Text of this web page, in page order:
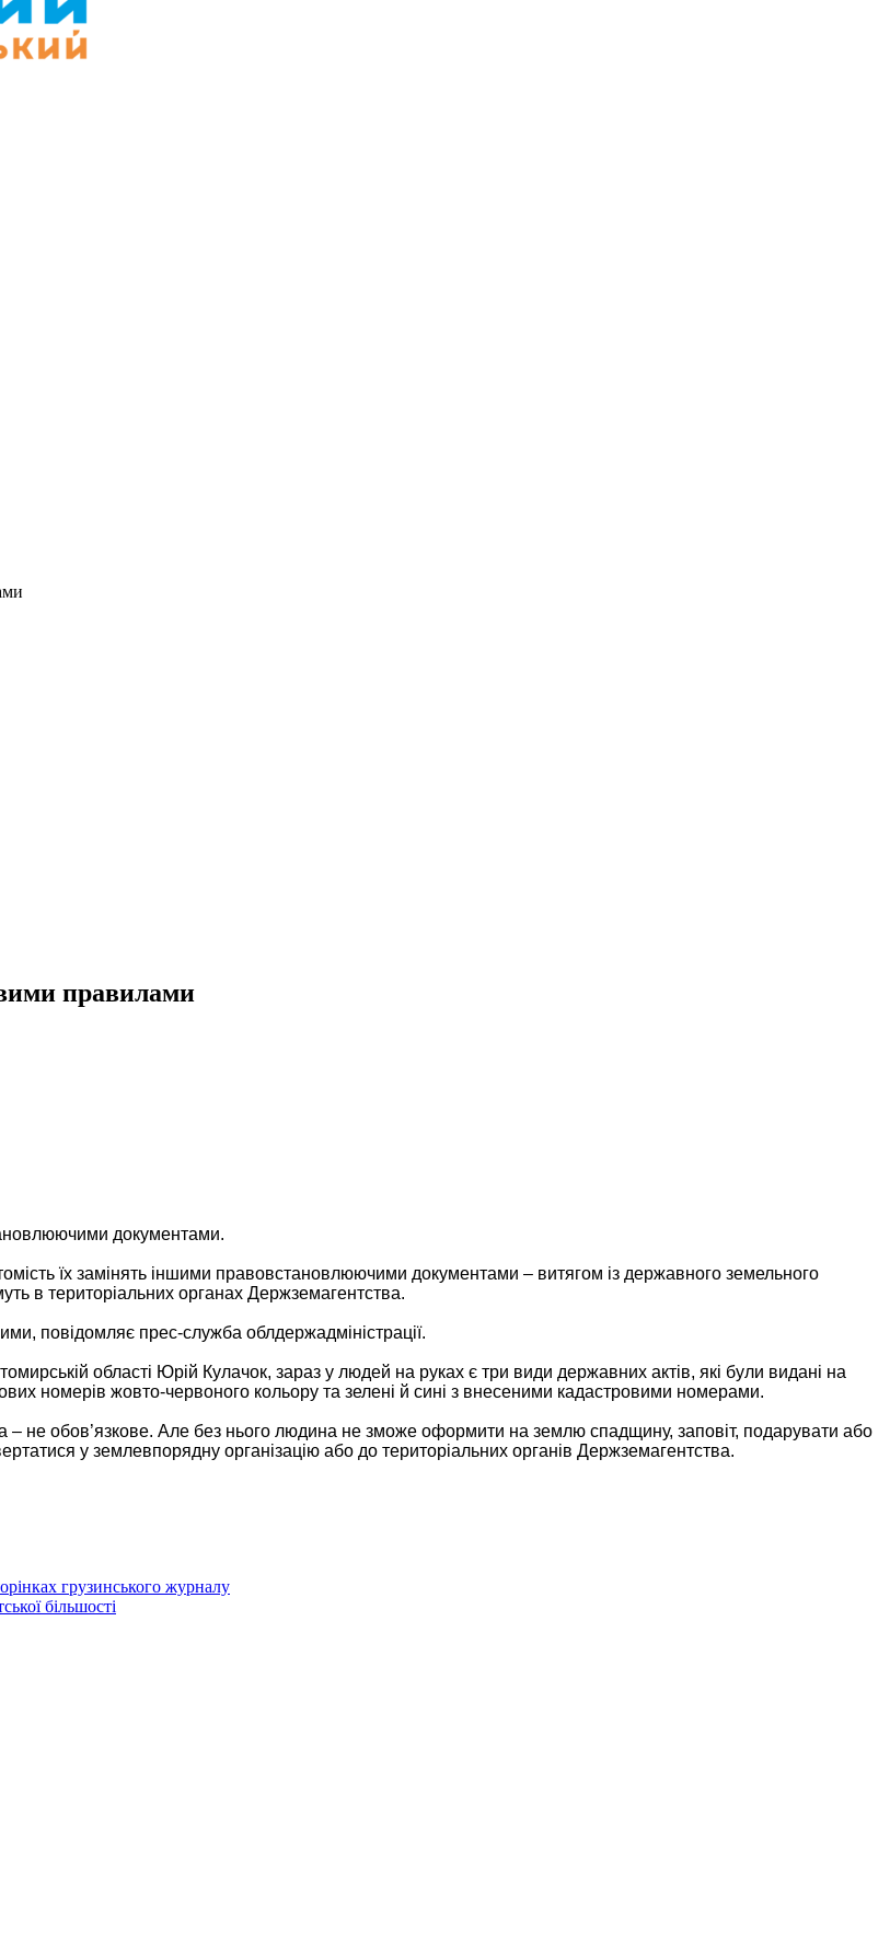
правилами
документами.
їх замінять іншими правовстановлюючими документами – витягом із державного земельного
в територіальних органах Держземагентства.
повідомляє прес-служба облдержадміністрації.
області Юрій Кулачок, зараз у людей на руках є три види державних актів, які були видані на
номерів жовто-червоного кольору та зелені й сині з внесеними кадастровими номерами.
– не обов’язкове. Але без нього людина не зможе оформити на землю спадщину, заповіт, подарувати або
у землевпорядну організацію або до територіальних органів Держземагентства.
грузинського журналу
більшості